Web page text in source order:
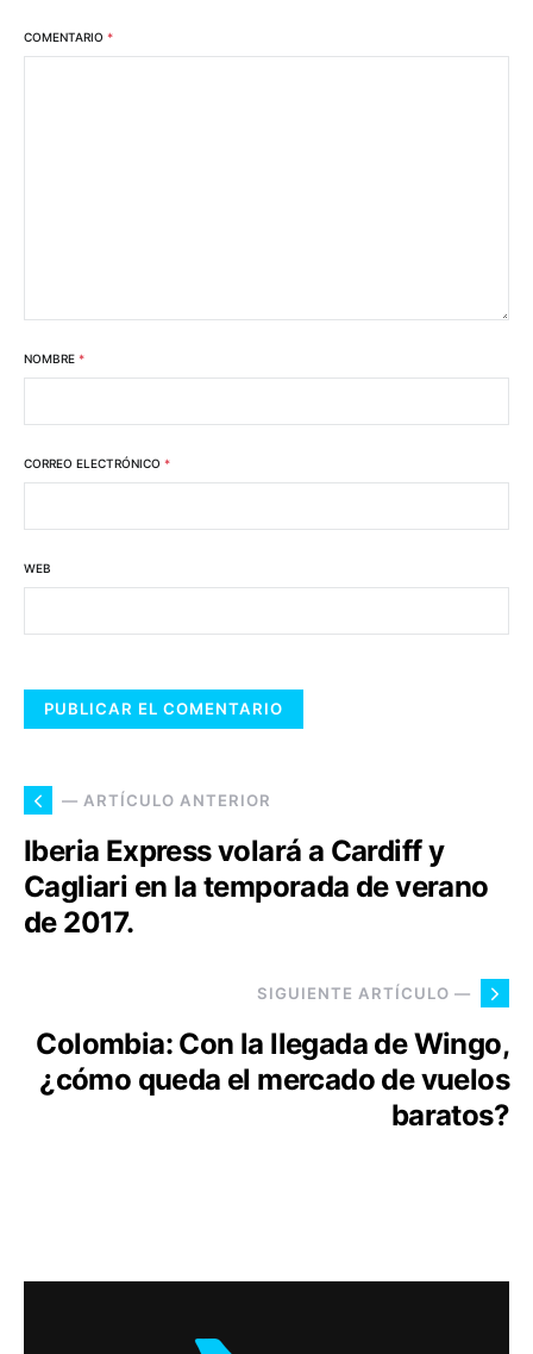
COMENTARIO *
NOMBRE *
CORREO ELECTRÓNICO *
WEB
— ARTÍCULO ANTERIOR
Iberia Express volará a Cardiff y
Cagliari en la temporada de verano
de 2017.
SIGUIENTE ARTÍCULO —
Colombia: Con la llegada de Wingo,
¿cómo queda el mercado de vuelos
baratos?